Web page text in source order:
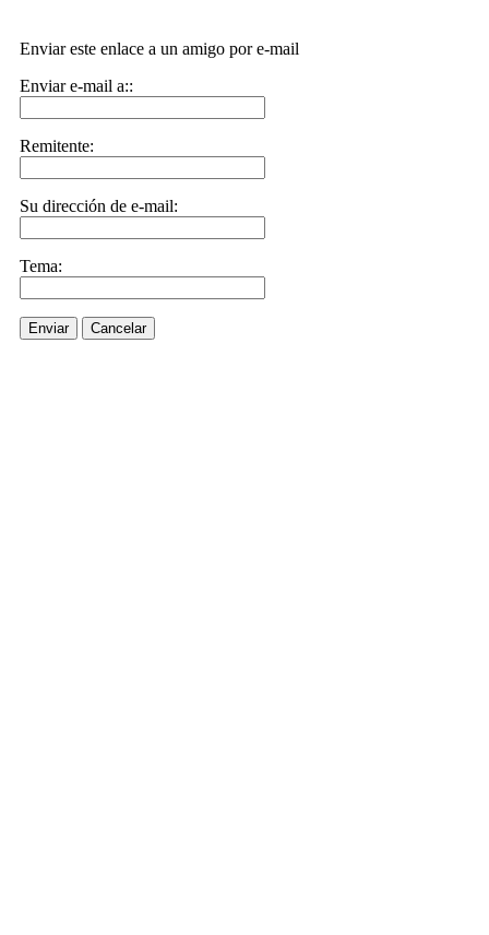
Enviar este enlace a un amigo por e-mail
Enviar e-mail a::
Remitente:
Su dirección de e-mail:
Tema:
Enviar Cancelar